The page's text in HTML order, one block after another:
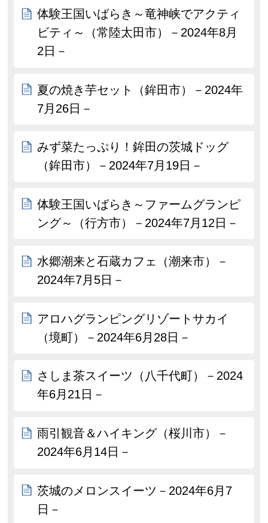
体験王国いばらき～竜神峡でアクティ
ビティ～（常陸太田市）－2024年8月
2日－
夏の焼き芋セット（鉾田市）－2024年
7月26日－
みず菜たっぷり！鉾田の茨城ドッグ
（鉾田市）－2024年7月19日－
体験王国いばらき～ファームグランピ
ング～（行方市）－2024年7月12日－
水郷潮来と石蔵カフェ（潮来市）－
2024年7月5日－
アロハグランピングリゾートサカイ
（境町）－2024年6月28日－
さしま茶スイーツ（八千代町）－2024
年6月21日－
雨引観音＆ハイキング（桜川市）－
2024年6月14日－
茨城のメロンスイーツ－2024年6月7
日－